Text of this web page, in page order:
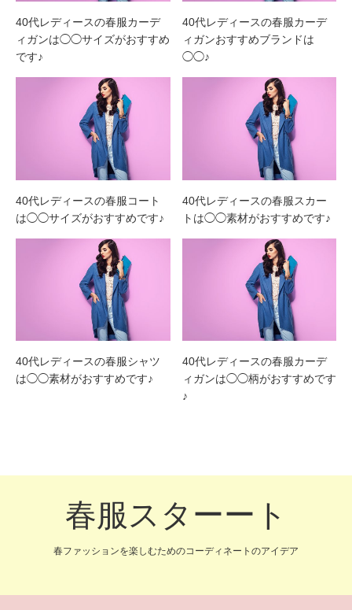
40代レディースの春服カーデ
ィガンは◯◯サイズがおすすめ
です♪
40代レディースの春服カーデ
ィガンおすすめブランドは
◯◯♪
40代レディースの春服コート
は◯◯サイズがおすすめです♪
40代レディースの春服スカー
トは◯◯素材がおすすめです♪
40代レディースの春服シャツ
は◯◯素材がおすすめです♪
40代レディースの春服カーデ
ィガンは◯◯柄がおすすめです
♪
春服スターート
春ファッションを楽しむためのコーディネートのアイデア